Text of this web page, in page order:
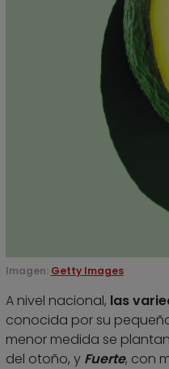
Imagen: Getty Images
A nivel nacional, las
conocida por su
menor medida se
del otoño, y Fuerte, con